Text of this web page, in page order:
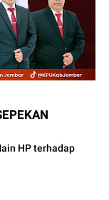
HP terhadap